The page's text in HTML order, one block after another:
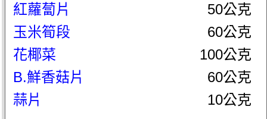
紅蘿蔔片
50公克
玉米筍段
60公克
花椰菜
100公克
B.鮮香菇片
60公克
蒜片
10公克